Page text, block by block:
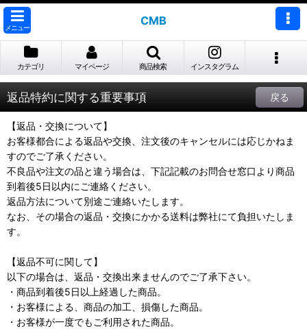
メニュー
CMB
カテゴリ マイページ 商品検索 インスタグラム
返品特約に関する重要事項 戻る
【返品・交換について】
お客様都合による返品や交換、注文後のキャンセルには応じかねま
すのでご了承ください。
不良品や注文の品と違う場合は、下記記載のお問合せ窓口より商品
到着後5日以内にご連絡ください。
返品方法について別途ご連絡いたします。
なお、その場合の返品・交換にかかる送料は弊社にて負担いたしま
す。
【返品不可に関して】
以下の場合は、返品・交換出来ませんのでご了承下さい。
・商品到着後5日以上経過した商品。
・お客様による、商品の加工、損傷した商品。
・お客様が一度でもご利用された商品。